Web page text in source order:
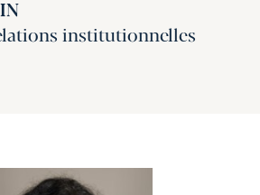
institutionnelles